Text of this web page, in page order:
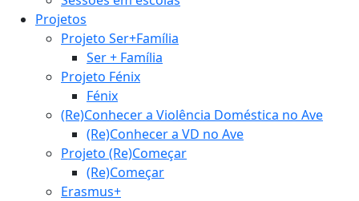
Projetos
Projeto Ser+Família
Ser + Família
Projeto Fénix
Fénix
(Re)Conhecer a Violência Doméstica no Ave
(Re)Conhecer a VD no Ave
Projeto (Re)Começar
(Re)Começar
Erasmus+